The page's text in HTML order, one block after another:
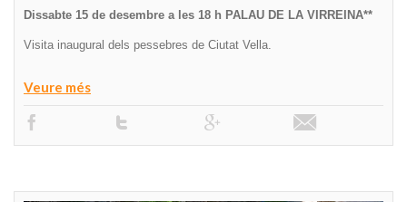
Dissabte 15 de desembre a les 18 h PALAU DE LA VIRREINA**
Visita inaugural dels pessebres de Ciutat Vella.
Veure més